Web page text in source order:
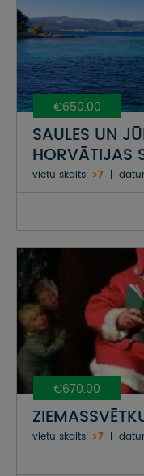
€650.00
SAULES UN
HORVĀTIJAS
vietu skaits: >7
€670.00
vietu skaits: >7